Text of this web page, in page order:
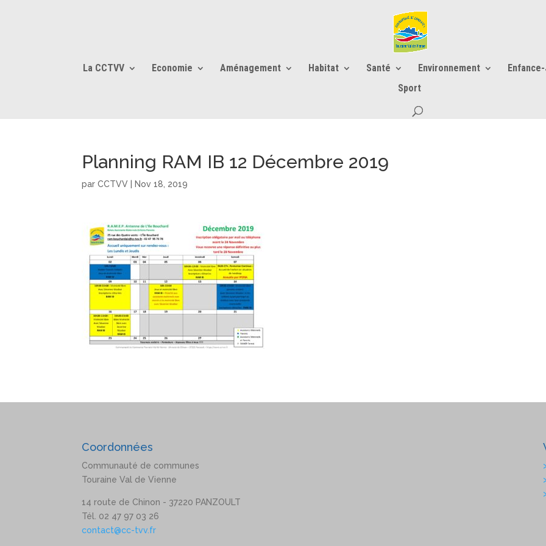
La CCTVV Economie Aménagement Habitat Santé Environnement
Sport
Planning RAM IB 12 Décembre 2019
parCCTVV Nov 18, 2019
Coordonnées
Communauté de communes
Touraine Val de Vienne
14 route de Chinon - 37220 PANZOULT
Tél. 02 47 97 03 26
contact@cc-tvv.fr